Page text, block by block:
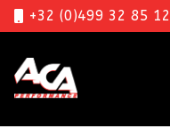
+32 (0)499 32 85 12